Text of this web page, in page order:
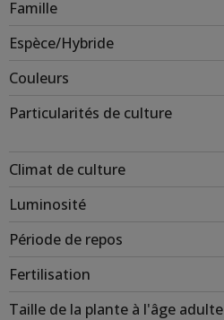
Famille
Espèce/Hybride
Couleurs
Particularités de culture
Climat de culture
Luminosité
Période de repos
Fertilisation
Taille de la plante à l'âge adulte